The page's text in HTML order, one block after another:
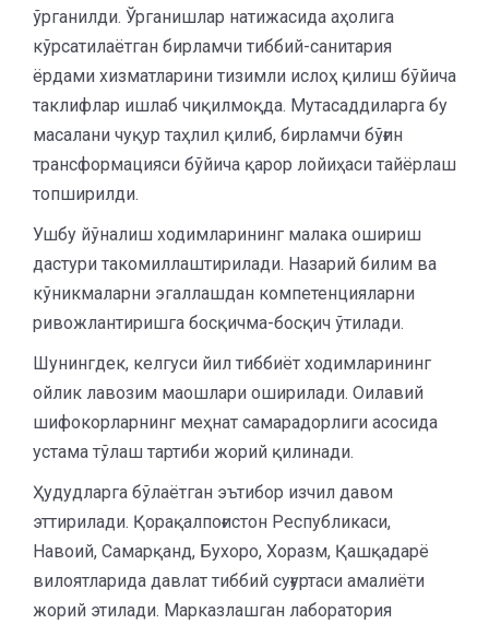
ўрганилди. Ўрганишлар натижасида аҳолига
кўрсатилаётган бирламчи тиббий-санитария
ёрдами хизматларини тизимли ислоҳ қилиш бўйича
таклифлар ишлаб чиқилмоқда. Мутасаддиларга бу
масалани чуқур таҳлил қилиб, бирламчи бўғин
трансформацияси бўйича қарор лойиҳаси тайёрлаш
топширилди.
Ушбу йўналиш ходимларининг малака ошириш
дастури такомиллаштирилади. Назарий билим ва
кўникмаларни эгаллашдан компетенцияларни
ривожлантиришга босқичма-босқич ўтилади.
Шунингдек, келгуси йил тиббиёт ходимларининг
ойлик лавозим маошлари оширилади. Оилавий
шифокорларнинг меҳнат самарадорлиги асосида
устама тўлаш тартиби жорий қилинади.
Ҳудудларга бўлаётган эътибор изчил давом
эттирилади. Қорақалпоғистон Республикаси,
Навоий, Самарқанд, Бухоро, Хоразм, Қашқадарё
вилоятларида давлат тиббий суғуртаси амалиёти
жорий этилади. Марказлашган лаборатория